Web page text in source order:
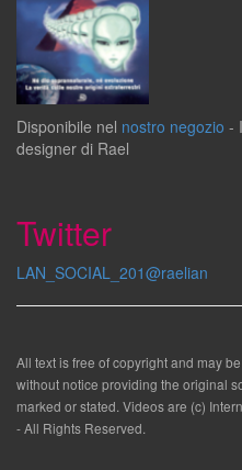
Disponibile nel nostro negozio -
designer di Rael
Twitter
LAN_SOCIAL_201@raelian
All text is free of copyright and may
without notice providing the original
marked or stated. Videos are (c)
- All Rights Reserved.